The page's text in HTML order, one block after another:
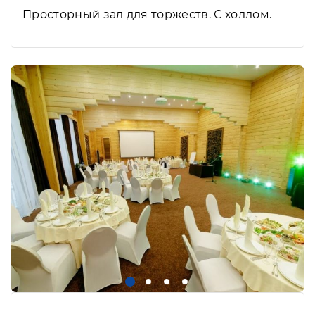
Просторный зал для торжеств. С холлом.